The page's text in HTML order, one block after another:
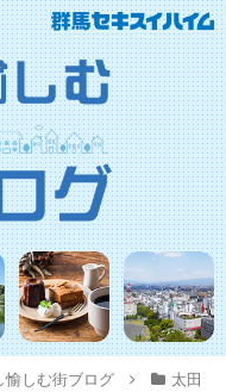
愉しむ街ブログ
太田